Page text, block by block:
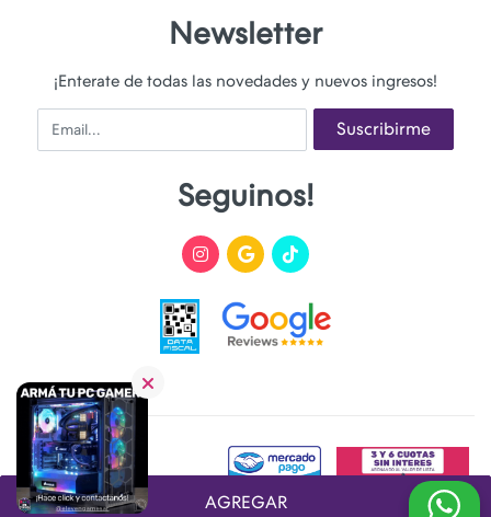
AGREGAR
Newsletter
¡Enterate de todas las novedades y nuevos ingresos!
Email Suscribirme
Seguinos!